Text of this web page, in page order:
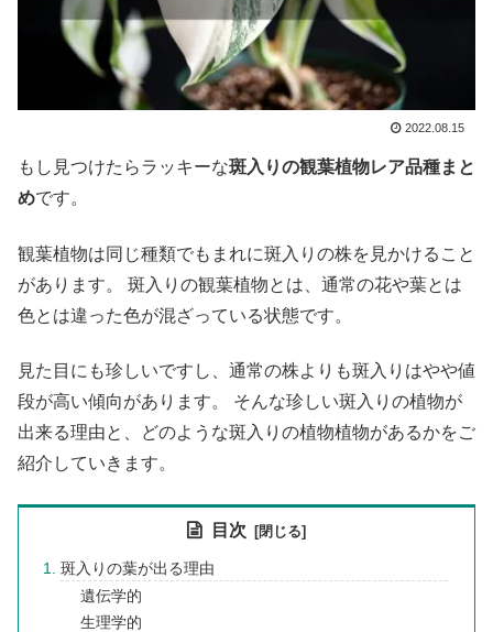
2022.08.15
もし見つけたらラッキーな斑入りの観葉植物レア品種まと
めです。
観葉植物は同じ種類でもまれに斑入りの株を見かけること
があります。 斑入りの観葉植物とは、通常の花や葉とは
色とは違った色が混ざっている状態です。
見た目にも珍しいですし、通常の株よりも斑入りはやや値
段が高い傾向があります。 そんな珍しい斑入りの植物が
出来る理由と、どのような斑入りの植物植物があるかをご
紹介していきます。
目次
斑入りの葉が出る理由
遺伝学的
生理学的